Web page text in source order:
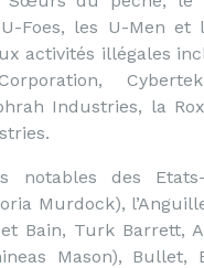
Foes, les U-Men et
activités illégales
Industries, la
notables des
Murdock),
Bain, Turk Barrett,
Mason), Bullet,